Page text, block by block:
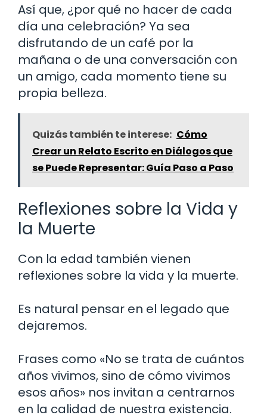
Así que, ¿por qué no hacer de cada
día una celebración? Ya sea
disfrutando de un café por la
mañana o de una conversación con
un amigo, cada momento tiene su
propia belleza.
Quizás también te interese: Cómo
Crear un Relato Escrito en Diálogos que
se Puede Representar: Guía Paso a Paso
Reflexiones sobre la Vida y
la Muerte
Con la edad también vienen
reflexiones sobre la vida y la muerte.
Es natural pensar en el legado que
dejaremos.
Frases como «No se trata de cuántos
años vivimos, sino de cómo vivimos
esos años» nos invitan a centrarnos
en la calidad de nuestra existencia.